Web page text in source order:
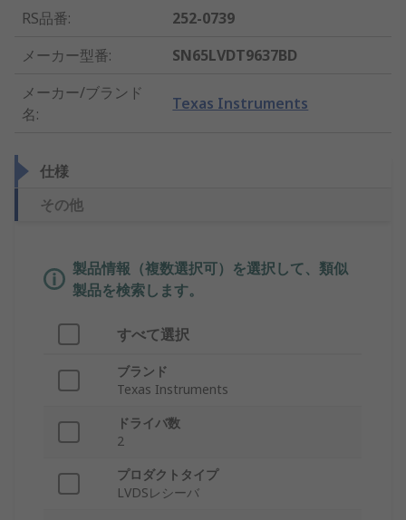
RS品番:
252-0739
メーカー型番:
SN65LVDT9637BD
メーカー/ブランド
名:
Texas Instruments
仕様
その他
製品情報（複数選択可）を選択して、類似
製品を検索します。
すべて選択
ブランド
Texas Instruments
ドライバ数
2
プロダクトタイプ
LVDSレシーバ